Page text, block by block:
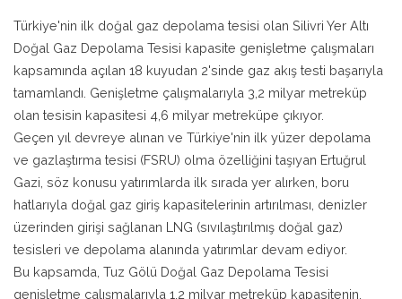
Türkiye'nin ilk doğal gaz depolama tesisi olan Silivri Yer Altı
Doğal Gaz Depolama Tesisi kapasite genişletme çalışmaları
kapsamında açılan 18 kuyudan 2'sinde gaz akış testi başarıyla
tamamlandı. Genişletme çalışmalarıyla 3,2 milyar metreküp
olan tesisin kapasitesi 4,6 milyar metreküpe çıkıyor.
Geçen yıl devreye alınan ve Türkiye'nin ilk yüzer depolama
ve gazlaştırma tesisi (FSRU) olma özelliğini taşıyan Ertuğrul
Gazi, söz konusu yatırımlarda ilk sırada yer alırken, boru
hatlarıyla doğal gaz giriş kapasitelerinin artırılması, denizler
üzerinden girişi sağlanan LNG (sıvılaştırılmış doğal gaz)
tesisleri ve depolama alanında yatırımlar devam ediyor.
Bu kapsamda, Tuz Gölü Doğal Gaz Depolama Tesisi
genişletme çalışmalarıyla 1,2 milyar metreküp kapasitenin,